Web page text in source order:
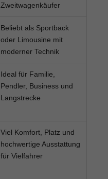
Zweitwagenkäufer
Beliebt als Sportback
oder Limousine mit
moderner Technik
Ideal für Familie,
Pendler, Business und
Langstrecke
Viel Komfort, Platz und
hochwertige Ausstattung
für Vielfahrer